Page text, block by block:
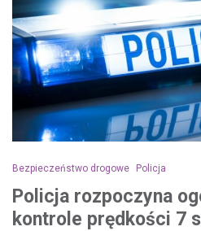
Bezpieczeństwo drogowe Policja
Policja rozpoczyna
kontrole prędkości 7